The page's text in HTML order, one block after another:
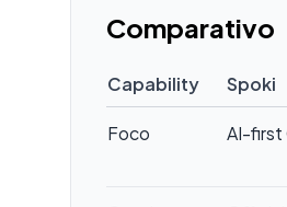
Comparativo
Capability Spoki
Foco AI-first